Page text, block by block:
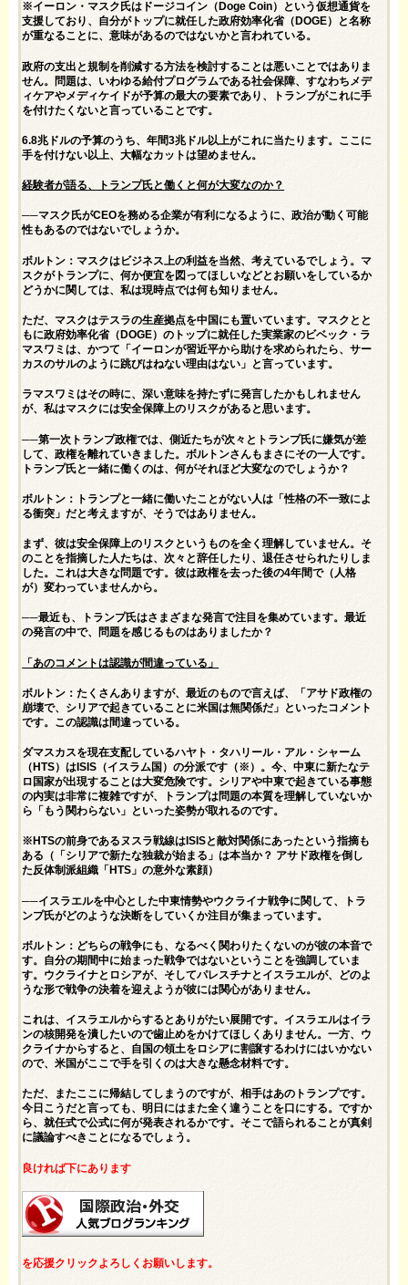
※イーロン・マスク氏はドージコイン（Doge Coin）という仮想通貨を
支援しており、自分がトップに就任した政府効率化省（DOGE）と名称
が重なることに、意味があるのではないかと言われている。
政府の支出と規制を削減する方法を検討することは悪いことではありま
せん。問題は、いわゆる給付プログラムである社会保障、すなわちメデ
ィケアやメディケイドが予算の最大の要素であり、トランプがこれに手
を付けたくないと言っていることです。
6.8兆ドルの予算のうち、年間3兆ドル以上がこれに当たります。ここに
手を付けない以上、大幅なカットは望めません。
経験者が語る、トランプ氏と働くと何が大変なのか？
──マスク氏がCEOを務める企業が有利になるように、政治が動く可能
性もあるのではないでしょうか。
ボルトン：マスクはビジネス上の利益を当然、考えているでしょう。マ
スクがトランプに、何か便宜を図ってほしいなどとお願いをしているか
どうかに関しては、私は現時点では何も知りません。
ただ、マスクはテスラの生産拠点を中国にも置いています。マスクとと
もに政府効率化省（DOGE）のトップに就任した実業家のビベック・ラ
マスワミは、かつて「イーロンが習近平から助けを求められたら、サー
カスのサルのように跳びはねない理由はない」と言っています。
ラマスワミはその時に、深い意味を持たずに発言したかもしれません
が、私はマスクには安全保障上のリスクがあると思います。
──第一次トランプ政権では、側近たちが次々とトランプ氏に嫌気が差
して、政権を離れていきました。ボルトンさんもまさにその一人です。
トランプ氏と一緒に働くのは、何がそれほど大変なのでしょうか？
ボルトン：トランプと一緒に働いたことがない人は「性格の不一致によ
る衝突」だと考えますが、そうではありません。
まず、彼は安全保障上のリスクというものを全く理解していません。そ
のことを指摘した人たちは、次々と辞任したり、退任させられたりしま
した。これは大きな問題です。彼は政権を去った後の4年間で（人格
が）変わっていませんから。
──最近も、トランプ氏はさまざまな発言で注目を集めています。最近
の発言の中で、問題を感じるものはありましたか？
「あのコメントは認識が間違っている」
ボルトン：たくさんありますが、最近のもので言えば、「アサド政権の
崩壊で、シリアで起きていることに米国は無関係だ」といったコメント
です。この認識は間違っている。
ダマスカスを現在支配しているハヤト・タハリール・アル・シャーム
（HTS）はISIS（イスラム国）の分派です（※）。今、中東に新たなテ
ロ国家が出現することは大変危険です。シリアや中東で起きている事態
の内実は非常に複雑ですが、トランプは問題の本質を理解していないか
ら「もう関わらない」といった姿勢が取れるのです。
※HTSの前身であるヌスラ戦線はISISと敵対関係にあったという指摘も
ある（ 「シリアで新たな独裁が始まる」は本当か？ アサド政権を倒し
た反体制派組織「HTS」の意外な素顔）
──イスラエルを中心とした中東情勢やウクライナ戦争に関して、トラ
ンプ氏がどのような決断をしていくか注目が集まっています。
ボルトン：どちらの戦争にも、なるべく関わりたくないのが彼の本音で
す。自分の期間中に始まった戦争ではないということを強調していま
す。ウクライナとロシアが、そしてパレスチナとイスラエルが、どのよ
うな形で戦争の決着を迎えようが彼には関心がありません。
これは、イスラエルからするとありがたい展開です。イスラエルはイラ
ンの核開発を潰したいので歯止めをかけてほしくありません。一方、ウ
クライナからすると、自国の領土をロシアに割譲するわけにはいかない
ので、米国がここで手を引くのは大きな懸念材料です。
ただ、またここに帰結してしまうのですが、相手はあのトランプです。
今日こうだと言っても、明日にはまた全く違うことを口にする。ですか
ら、就任式で公式に何が発表されるかです。そこで語られることが真剣
に議論すべきことになるでしょう。
良ければ下にあります
を応援クリックよろしくお願いします。